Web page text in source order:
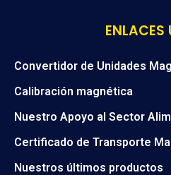
ENLACES
Convertidor de Unidades
Calibración magnética
Nuestro Apoyo al Sector
Certificado de Transporte
Nuestros últimos productos